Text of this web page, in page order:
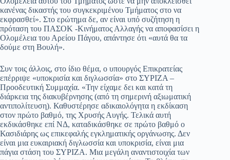
κανένας δικαστής του συγκεκριμένου Τμήματος στο να
εκφρασθεί». Στο ερώτημα δε, αν είναι υπό συζήτηση η
πρόταση του ΠΑΣΟΚ -Κινήματος Αλλαγής να αποφασίσει η
Ολομέλεια του Αρείου Πάγου, απάντησε ότι «αυτά θα τα
δούμε στη Βουλή».
Συν τοις άλλοις, στο ίδιο θέμα, ο υπουργός Επικρατείας
επέρριψε «υποκρισία και διγλωσσία» στο ΣΥΡΙΖΑ –
Προοδευτική Συμμαχία. «Την είχαμε δει και κατά τη
διάρκεια της διακυβέρνησης (από τη σημερινή αξιωματική
αντιπολίτευση). Καθυστέρησε αδικαιολόγητα η εκδίκαση
στον πρώτο βαθμό, της Χρυσής Αυγής. Τελικά αυτή
εκδικάσθηκε επί ΝΔ, καταδικάσθηκε σε πρώτο βαθμό ο
Κασιδιάρης ως επικεφαλής εγκληματικής οργάνωσης. Δεν
είναι μια ευκαιριακή διγλωσσία και υποκρισία, είναι μια
πάγια στάση του ΣΥΡΙΖΑ. Μια μεγάλη αναντιστοιχία των